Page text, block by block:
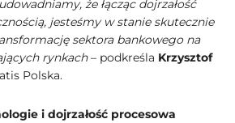
że łącząc dojrzałość
jesteśmy w stanie skutecznie
sektora bankowego na
rynkach– podkreśla Krzysztof
Polska.
i dojrzałość procesowa